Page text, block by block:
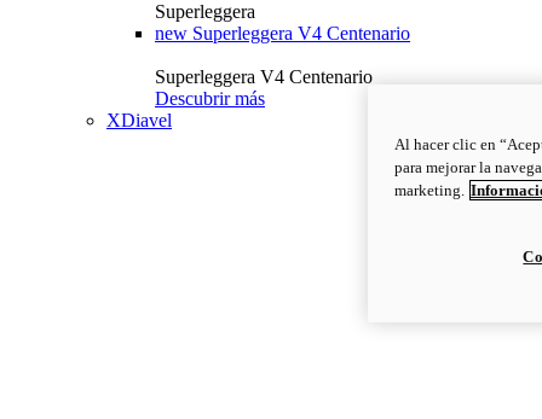
Superleggera
new Superleggera V4 Centenario
Superleggera V4 Centenario
Descubrir más
XDiavel
Al hacer clic en
para mejorar la
marketing.